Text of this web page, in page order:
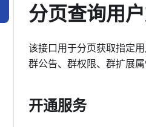
分页查询用
该接口用于分页获取指定
群公告、群权限、群扩展属
开通服务